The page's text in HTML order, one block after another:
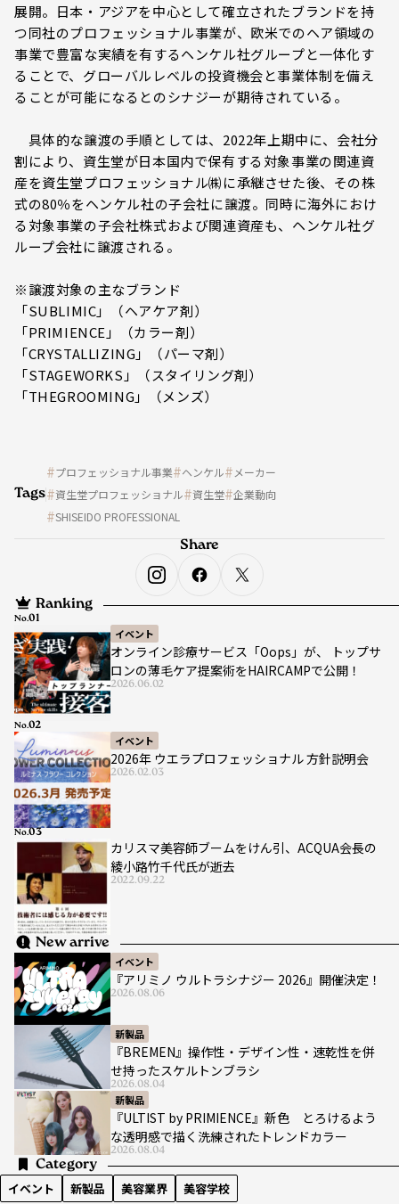
展開。日本・アジアを中心として確立されたブランドを持
つ同社のプロフェッショナル事業が、欧米でのヘア領域の
事業で豊富な実績を有するヘンケル社グループと一体化す
ることで、グローバルレベルの投資機会と事業体制を備え
ることが可能になるとのシナジーが期待されている。
具体的な譲渡の手順としては、2022年上期中に、会社分
割により、資生堂が日本国内で保有する対象事業の関連資
産を資生堂プロフェッショナル㈱に承継させた後、その株
式の80％をヘンケル社の子会社に譲渡。同時に海外におけ
る対象事業の子会社株式および関連資産も、ヘンケル社グ
ループ会社に譲渡される。
※譲渡対象の主なブランド
「SUBLIMIC」（ヘアケア剤）
「PRIMIENCE」（カラー剤）
「CRYSTALLIZING」（パーマ剤）
「STAGEWORKS」（スタイリング剤）
「THEGROOMING」（メンズ）
Tags
プロフェッショナル事業 ヘンケル
メーカー
資生堂プロフェッショナル
資生堂 企業動向
SHISEIDO PROFESSIONAL
Ranking
イベント
オンライン診療サービス「Oops」が、 トップサ
ロンの薄毛ケア提案術をHAIRCAMPで公開！
2026.06.02
No.
イベント
2026年 ウエラプロフェッショナル 方針説明会
2026.02.03
No.
カリスマ美容師ブームをけん引、ACQUA会長の
綾小路竹千代氏が逝去
2022.09.22
No.
New arrive
イベント
『アリミノ ウルトラシナジー 2026』開催決定！
2026.08.06
新製品
『BREMEN』操作性・デザイン性・速乾性を併
せ持ったスケルトンブラシ
2026.08.04
新製品
『ULTIST by PRIMIENCE』新色 とろけるよう
な透明感で描く洗練されたトレンドカラー
2026.08.04
Category
イベント 新製品 美容業界 美容学校
Share